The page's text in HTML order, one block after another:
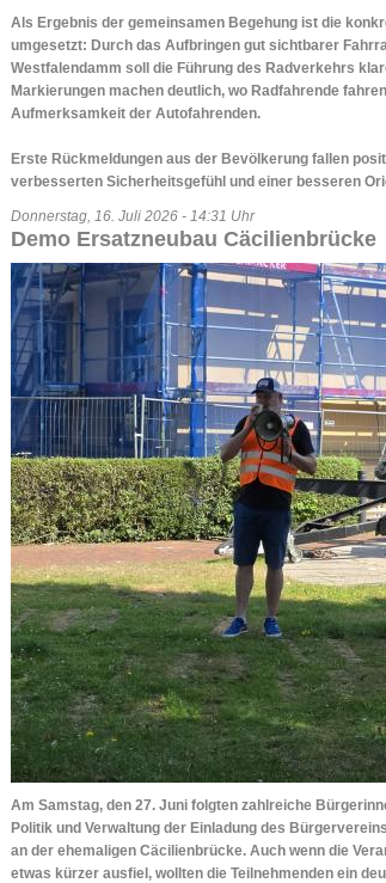
Als Ergebnis der gemeinsamen Begehung ist die
umgesetzt: Durch das Aufbringen gut sichtbarer
Westfalendamm soll die Führung des Radverkehrs
Markierungen machen deutlich, wo Radfahrende
Aufmerksamkeit der Autofahrenden.
Erste Rückmeldungen aus der Bevölkerung fallen
verbesserten Sicherheitsgefühl und einer besseren
Donnerstag, 16. Juli 2026 - 14:31 Uhr
Demo Ersatzneubau Cäcilienbrücke
Am Samstag, den 27. Juni folgten zahlreiche
Politik und Verwaltung der Einladung des
an der ehemaligen Cäcilienbrücke. Auch wenn die
etwas kürzer ausfiel, wollten die Teilnehmenden ein